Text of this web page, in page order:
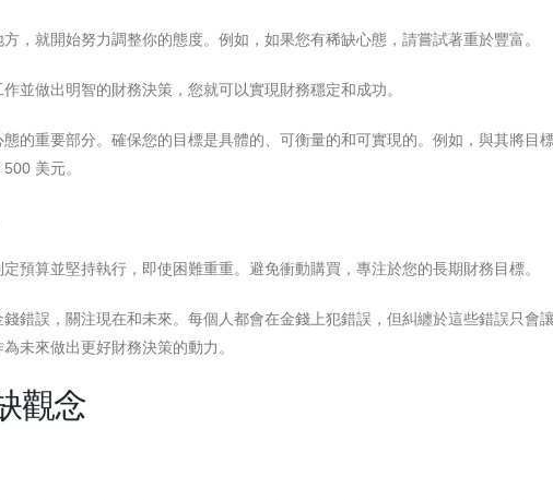
，就開始努力調整你的態度。例如，如果您有稀缺心態，請嘗試著重於豐富。
並做出明智的財務決策，您就可以實現財務穩定和成功。
的重要部分。確保您的目標是具體的、可衡量的和可實現的。例如，與其將目
美元。
預算並堅持執行，即使困難重重。避免衝動購買，專注於您的長期財務目標。
錯誤，關注現在和未來。每個人都會在金錢上犯錯誤，但糾纏於這些錯誤只會
未來做出更好財務決策的動力。
觀念